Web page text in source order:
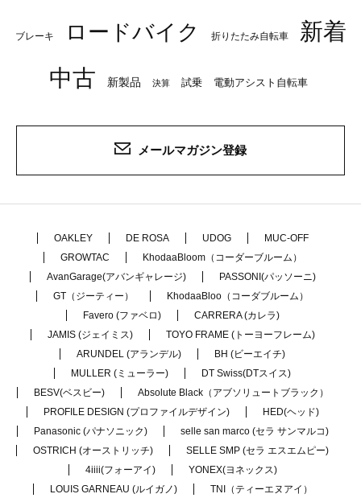
ブレーキ ロードバイク 折りたたみ自転車
新着
中古
新製品 決算 試乗 電動アシスト自転車
メールマガジン登録
OAKLEY DE ROSA UDOG
MUC-OFF
GROWTAC
KhodaaBloom（コーダーブルーム）
AvanGarage(アバンギャレージ)
PASSONI(パッソーニ)
GT（ジーティー）
KhodaaBloo（コーダブルーム）
Favero (ファベロ)
CARRERA (カレラ)
JAMIS (ジェイミス)
TOYO FRAME (トーヨーフレーム)
ARUNDEL (アランデル)
BH (ビーエイチ)
MULLER (ミューラー)
DT Swiss(DTスイス)
BESV(ベスビー)
Absolute Black（アブソリュートブラック）
PROFILE DESIGN (プロファイルデザイン)
HED(ヘッド)
Panasonic (パナソニック)
selle san marco (セラ サンマルコ)
OSTRICH (オーストリッチ)
SELLE SMP (セラ エスエムピー)
4iiii(フォーアイ)
YONEX(ヨネックス)
LOUIS GARNEAU (ルイガノ)
TNI（ティーエヌアイ）